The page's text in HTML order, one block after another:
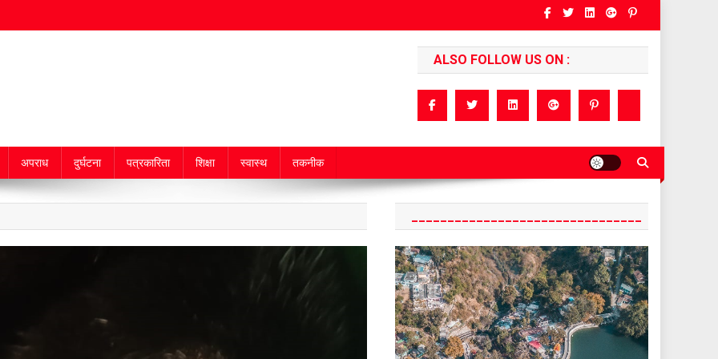
ALSO FOLLOW US ON :
अपराध दुर्घटना पत्रकारिता शिक्षा स्वास्थ तकनीक